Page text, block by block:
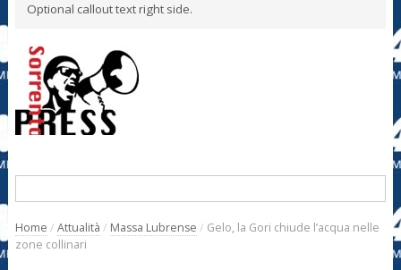
Optional callout text right side.
Home / Attualità / Massa Lubrense / Gelo, la Gori chiude l’acqua nelle
zone collinari